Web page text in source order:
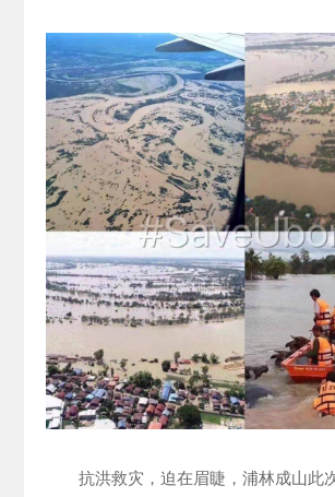
抗洪救灾，迫在眉睫，浦林成山此